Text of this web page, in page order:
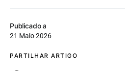
Publicado a
21 Maio 2026
PARTILHAR ARTIGO